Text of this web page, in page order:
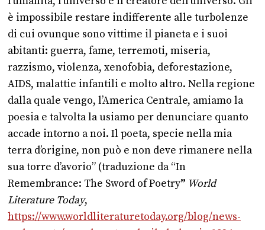
è impossibile restare indifferente alle turbolenze
di cui ovunque sono vittime il pianeta e i suoi
abitanti: guerra, fame, terremoti, miseria,
razzismo, violenza, xenofobia, deforestazione,
AIDS, malattie infantili e molto altro. Nella regione
dalla quale vengo, l’America Centrale, amiamo la
poesia e talvolta la usiamo per denunciare quanto
accade intorno a noi. Il poeta, specie nella mia
terra d’origine, non può e non deve rimanere nella
sua torre d’avorio” (traduzione da “In
Remembrance: The Sword of Poetry” World
Literature Today,
https://www.worldliteraturetoday.org/blog/news-